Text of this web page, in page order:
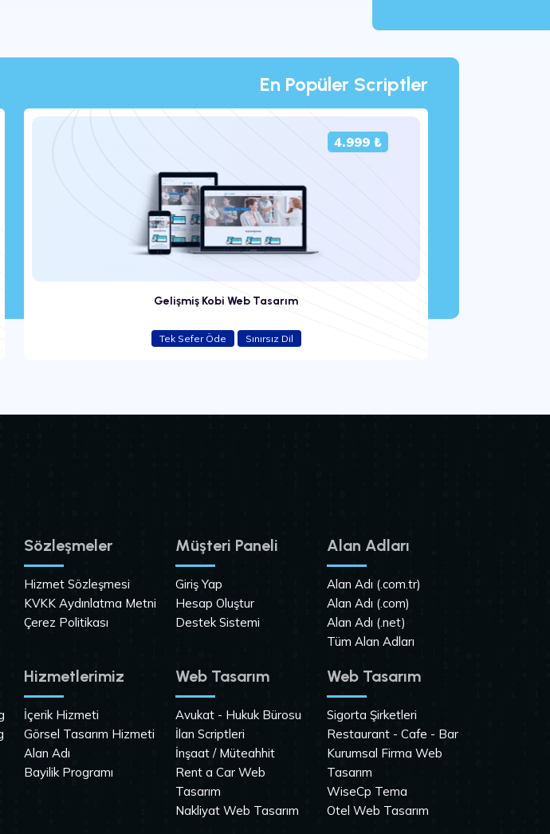
En Popüler Scriptler
4.999 ₺
Gelişmiş Kobi Web Tasarım
Tek Sefer Öde Sınırsız Dil
Sözleşmeler
Hizmet Sözleşmesi
KVKK Aydınlatma Metni
Çerez Politikası
Müşteri Paneli
Giriş Yap
Hesap Oluştur
Destek Sistemi
Alan Adları
Alan Adı (.com.tr)
Alan Adı (.com)
Alan Adı (.net)
Tüm Alan Adları
Hizmetlerimiz
İçerik Hizmeti
Görsel Tasarım Hizmeti
Alan Adı
Bayilik Programı
Web Tasarım
Avukat - Hukuk Bürosu
İlan Scriptleri
İnşaat / Müteahhit
Rent a Car Web
Tasarım
Nakliyat Web Tasarım
Web Tasarım
Sigorta Şirketleri
Restaurant - Cafe - Bar
Kurumsal Firma Web
Tasarım
WiseCp Tema
Otel Web Tasarım